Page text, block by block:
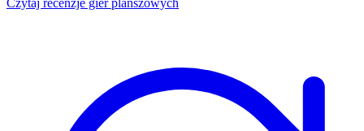
Czytaj recenzje gier planszowych